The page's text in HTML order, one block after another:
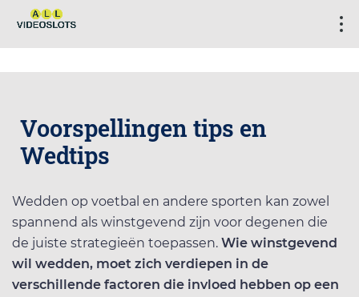
Voorspellingen tips en
Wedtips
Wedden op voetbal en andere sporten kan zowel
spannend als winstgevend zijn voor degenen die
de juiste strategieën toepassen. Wie winstgevend
wil wedden, moet zich verdiepen in de
verschillende factoren die invloed hebben op een